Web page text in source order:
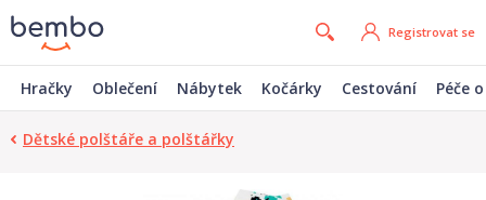
Registrovat se
Hračky Oblečení Nábytek Kočárky Cestování Péče
Dětské polštáře a polštářky